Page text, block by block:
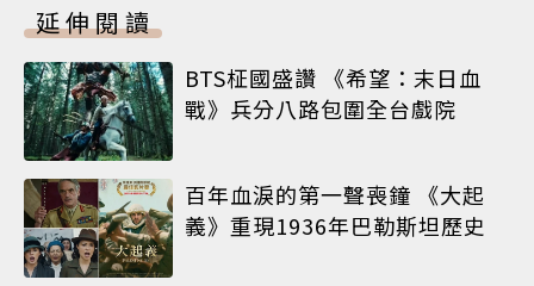
延伸閱讀
BTS柾國盛讚 《希望：末日血
戰》兵分八路包圍全台戲院
百年血淚的第一聲喪鐘 《大起
義》重現1936年巴勒斯坦歷史